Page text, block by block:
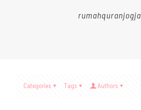
rumahquranjogja
Categories Tags Authors